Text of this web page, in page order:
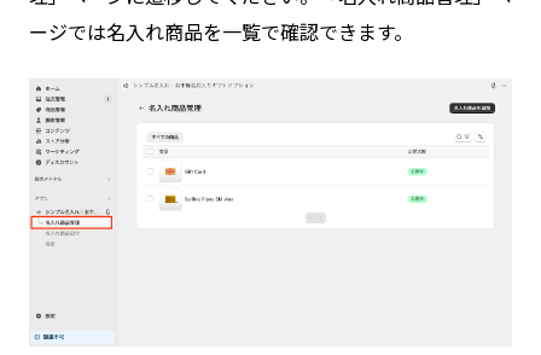
ージでは名入れ商品を一覧で確認できます。